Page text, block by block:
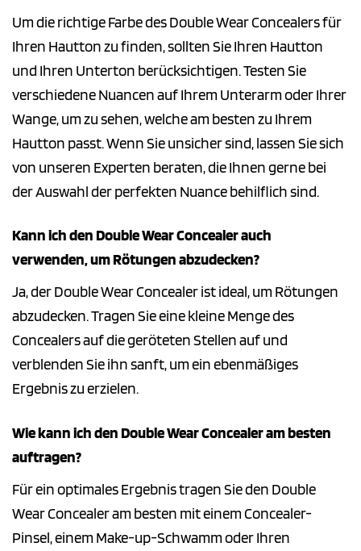
Um die richtige Farbe des Double Wear Concealers für
Ihren Hautton zu finden, sollten Sie Ihren Hautton
und Ihren Unterton berücksichtigen. Testen Sie
verschiedene Nuancen auf Ihrem Unterarm oder Ihrer
Wange, um zu sehen, welche am besten zu Ihrem
Hautton passt. Wenn Sie unsicher sind, lassen Sie sich
von unseren Experten beraten, die Ihnen gerne bei
der Auswahl der perfekten Nuance behilflich sind.
Kann ich den Double Wear Concealer auch
verwenden, um Rötungen abzudecken?
Ja, der Double Wear Concealer ist ideal, um Rötungen
abzudecken. Tragen Sie eine kleine Menge des
Concealers auf die geröteten Stellen auf und
verblenden Sie ihn sanft, um ein ebenmäßiges
Ergebnis zu erzielen.
Wie kann ich den Double Wear Concealer am besten
auftragen?
Für ein optimales Ergebnis tragen Sie den Double
Wear Concealer am besten mit einem Concealer-
Pinsel, einem Make-up-Schwamm oder Ihren